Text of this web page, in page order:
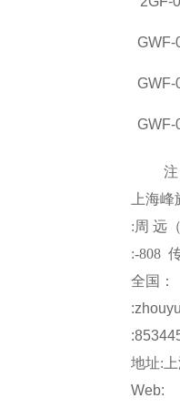
GWF-
GWF-
GWF-
上海峰
:周 远
:-808
全国：
:
地址:
Web: